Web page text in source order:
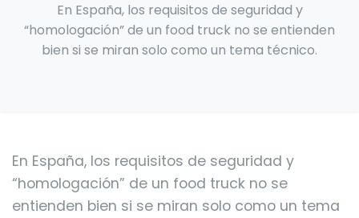
En España, los requisitos de seguridad y
“homologación” de un food truck no se entienden
bien si se miran solo como un tema técnico.
En España, los requisitos de seguridad y
“homologación” de un food truck no se
entienden bien si se miran solo como un tema